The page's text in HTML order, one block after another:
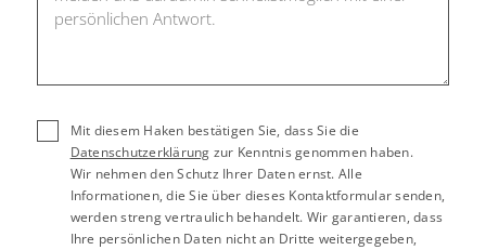
Mit diesem Haken bestätigen Sie, dass Sie die
Datenschutzerklärung zur Kenntnis genommen haben.
Wir nehmen den Schutz Ihrer Daten ernst. Alle
Informationen, die Sie über dieses Kontaktformular senden,
werden streng vertraulich behandelt. Wir garantieren, dass
Ihre persönlichen Daten nicht an Dritte weitergegeben,